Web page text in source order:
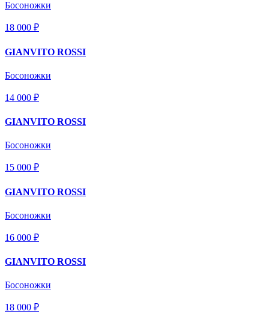
Босоножки
18 000 ₽
GIANVITO ROSSI
Босоножки
14 000 ₽
GIANVITO ROSSI
Босоножки
15 000 ₽
GIANVITO ROSSI
Босоножки
16 000 ₽
GIANVITO ROSSI
Босоножки
18 000 ₽